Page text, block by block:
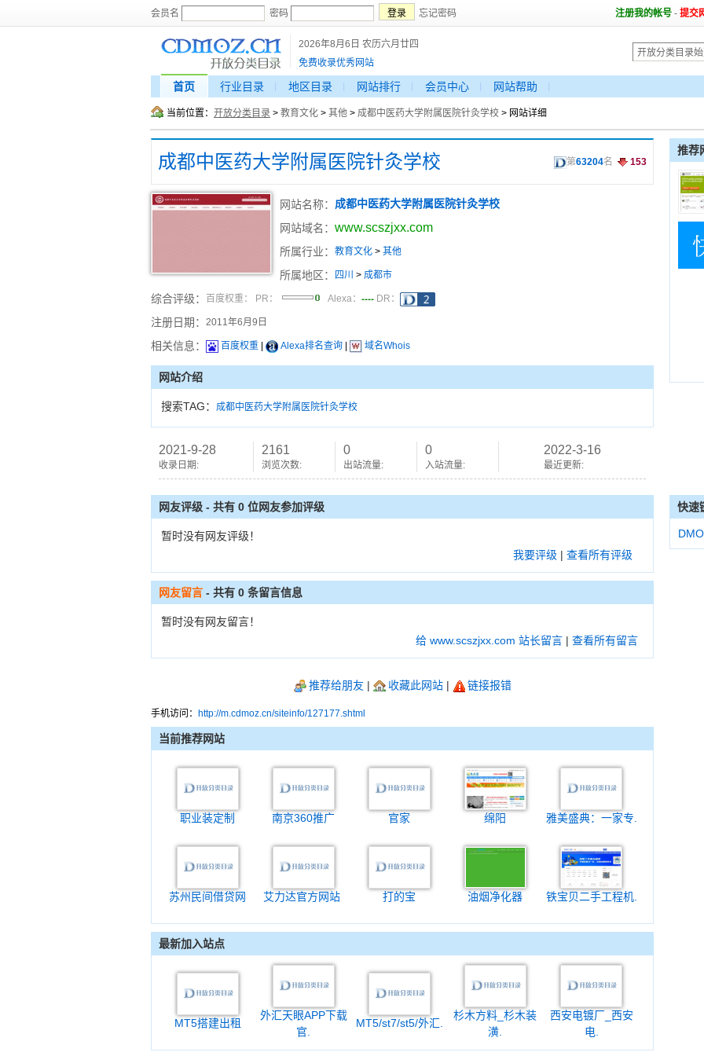
会员名 密码 忘记密码 注册我的帐号 - 提交
2026年8月6日 农历六月廿四
免费收录优秀网站
首页 行业目录 地区目录 网站排行 会员中心 网站帮助
当前位置： 开放分类目录 > 教育文化 > 其他 > 成都中医药大学附属医院针灸学校 > 网站详细
成都中医药大学附属医院针灸学校 第63204名 153
网站名称： 成都中医药大学附属医院针灸学校
网站域名： www.scszjxx.com
所属行业： 教育文化 > 其他
所属地区： 四川 > 成都市
综合评级： 百度权重： PR： Alexa： ---- DR：
注册日期： 2011年6月9日
相关信息： 百度权重 Alexa排名查询 域名Whois
网站介绍
搜索TAG： 成都中医药大学附属医院针灸学校
2021-9-28
收录日期:
2161
浏览次数:
0
出站流量:
0
入站流量:
2022-3-16
最近更新:
推荐
网友评级 - 共有 0 位网友参加评级
暂时没有网友评级！
我要评级 | 查看所有评级
网友留言 - 共有 0 条留言信息
暂时没有网友留言！
给 www.scszjxx.com 站长留言 | 查看所有留言
推荐给朋友 | 收藏此网站| 链接报错
手机访问： http://m.cdmoz.cn/siteinfo/127177.shtml
当前推荐网站
职业装定制 南京360推广 官家 绵阳 雅美盛典：一家专.
苏州民间借贷网 艾力达官方网站 打的宝 油烟净化器 铁宝贝二手工程机.
最新加入站点
MT5搭建出租
外汇天眼APP下载
官.
MT5/st7/st5/外汇.
杉木方料_杉木装
潢.
西安电镀厂_西安
电.
快速